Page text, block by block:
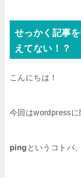
せっかく記事
えてない！？
こんにちは！
今回はwordpressに
ping というコトバ